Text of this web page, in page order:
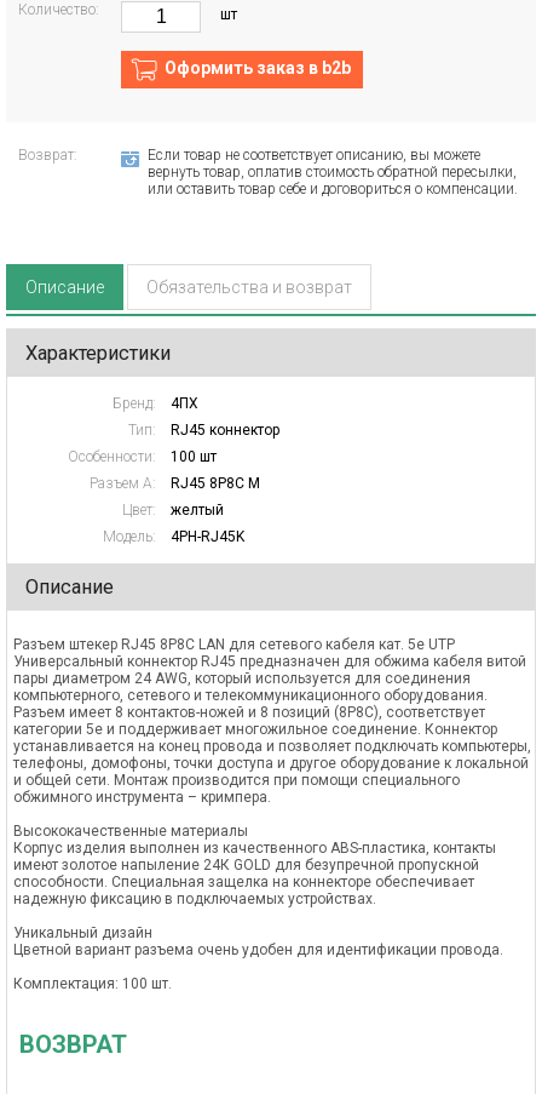
Количество: шт
Оформить заказ в b2b
Возврат:
Если товар не соответствует описанию, вы можете
вернуть товар, оплатив стоимость обратной пересылки,
или оставить товар себе и договориться о компенсации.
Описание Обязательства и возврат
Характеристики
Бренд:
4ПХ
Тип:
RJ45 коннектор
Особенности:
100 шт
Разъем А:
RJ45 8P8C M
Цвет:
желтый
Модель:
4PH-RJ45K
Описание
Разъем штекер RJ45 8P8C LAN для сетевого кабеля кат. 5е UTP
Универсальный коннектор RJ45 предназначен для обжима кабеля витой
пары диаметром 24 AWG, который используется для соединения
компьютерного, сетевого и телекоммуникационного оборудования.
Разъем имеет 8 контактов-ножей и 8 позиций (8P8C), соответствует
категории 5е и поддерживает многожильное соединение. Коннектор
устанавливается на конец провода и позволяет подключать компьютеры,
телефоны, домофоны, точки доступа и другое оборудование к локальной
и общей сети. Монтаж производится при помощи специального
обжимного инструмента – кримпера.
Высококачественные материалы
Корпус изделия выполнен из качественного ABS-пластика, контакты
имеют золотое напыление 24К GOLD для безупречной пропускной
способности. Специальная защелка на коннекторе обеспечивает
надежную фиксацию в подключаемых устройствах.
Уникальный дизайн
Цветной вариант разъема очень удобен для идентификации провода.
Комплектация: 100 шт.
ВОЗВРАТ